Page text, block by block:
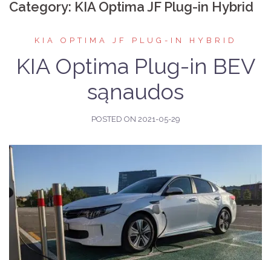
Category: KIA Optima JF Plug-in Hybrid
KIA OPTIMA JF PLUG-IN HYBRID
KIA Optima Plug-in BEV
sąnaudos
POSTED ON 2021-05-29